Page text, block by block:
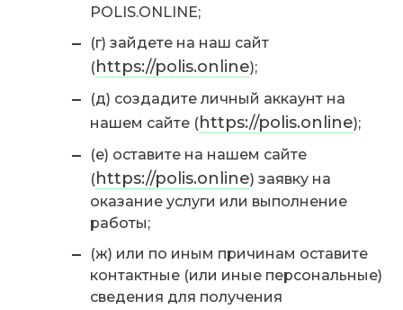
POLIS.ONLINE;
(г) зайдете на наш сайт
(https://polis.online);
(д) создадите личный аккаунт на
нашем сайте (https://polis.online);
(е) оставите на нашем сайте
(https://polis.online) заявку на
оказание услуги или выполнение
работы;
(ж) или по иным причинам оставите
контактные (или иные персональные)
сведения для получения